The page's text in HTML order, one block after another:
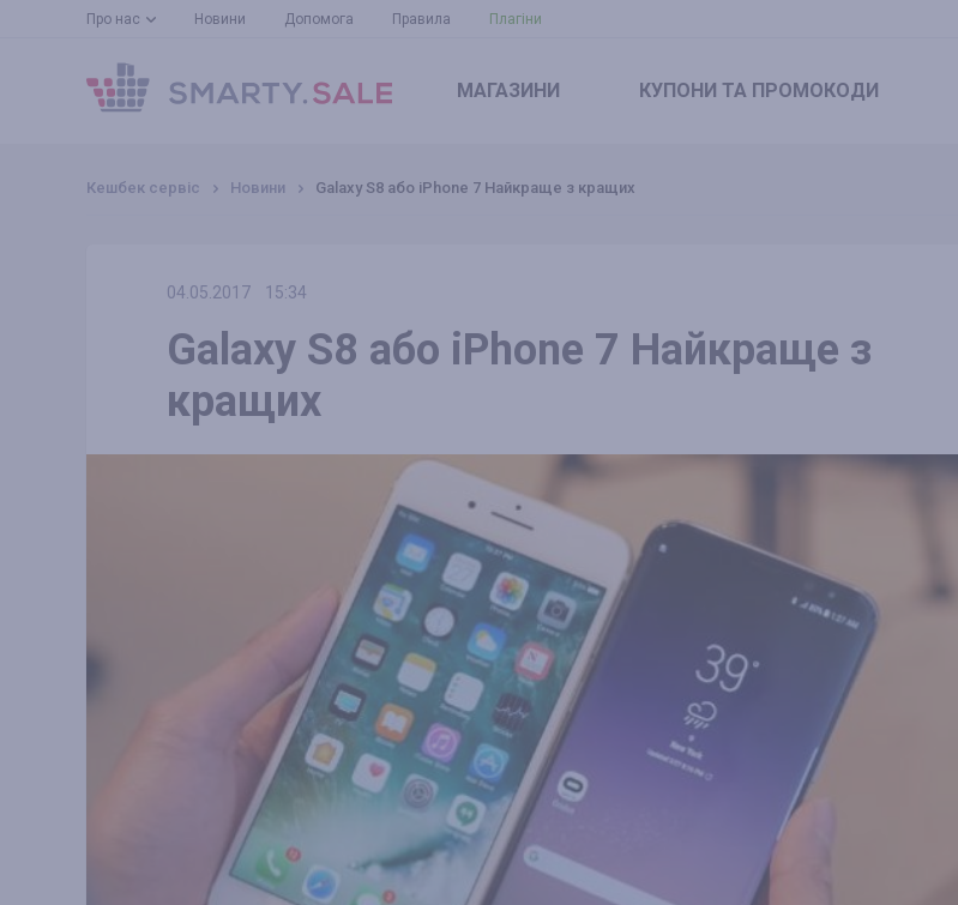
Про нас Новини Допомога Правила Плагіни
МАГАЗИНИ КУПОНИ ТА ПРОМОКОДИ
Кешбек сервіс Новини Galaxy S8 або iPhone 7 Найкраще з кращих
04.05.2017 15:34
Galaxy S8 або iPhone 7 Найкраще з
кращих